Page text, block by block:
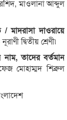
মাওলানা আব্দুল
/ মাদরাসা দাওরায়ে
দ্বিতীয় শ্রেণী৷
নাম, তাদের বর্তমান
মোহাম্মদ শিব্রুল